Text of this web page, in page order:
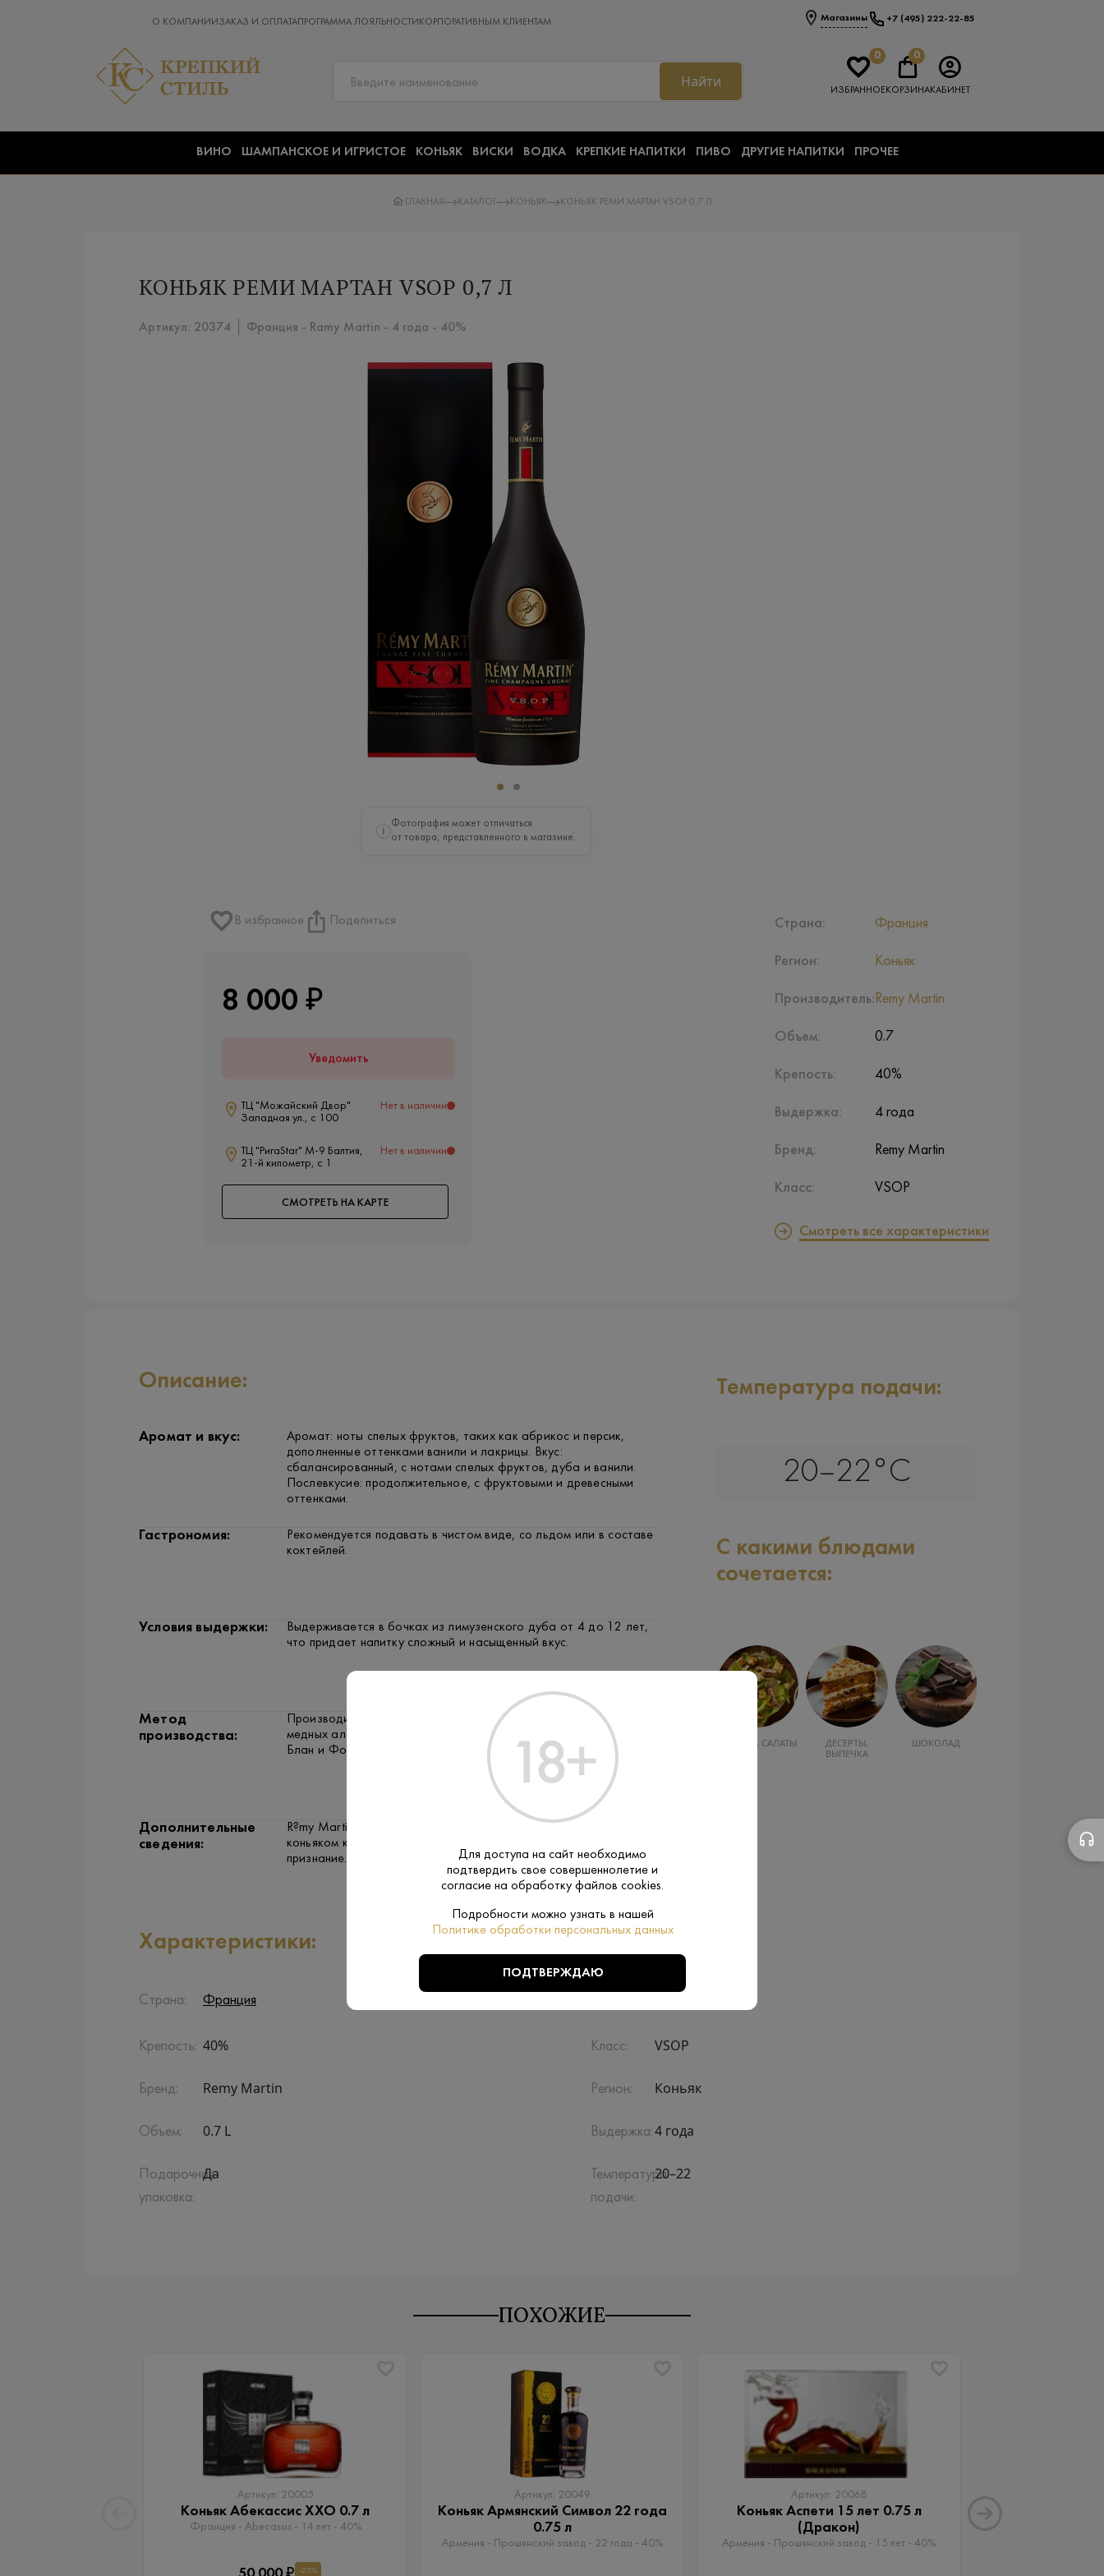
О КОМПАНИИ ЗАКАЗ И ОПЛАТАПРОГРАММА ЛОЯЛЬНОСТИ КОРПОРАТИВНЫМ КЛИЕНТАМ Магазины +7 (495) 222-22-85
Найти
0
ИЗБРАННОЕ
0
КОРЗИНАКАБИНЕТ
ВИНО ШАМПАНСКОЕ И ИГРИСТОЕ КОНЬЯК ВИСКИ ВОДКА КРЕПКИЕ НАПИТКИ ПИВО ДРУГИЕ НАПИТКИ ПРОЧЕЕ
ГЛАВНАЯ КАТАЛОГ КОНЬЯК КОНЬЯК РЕМИ МАРТАН VSOP 0,7 Л
КОНЬЯК РЕМИ МАРТАН VSOP 0,7 Л
Артикул: 20374 │ Франция - Ramy Martin - 4 года - 40%
i
Фотография может отличаться
от товара, представленного в магазине.
Страна:
Регион:
Производитель:
Объем:
Крепость:
Выдержка:
Бренд:
Класс:
Франция
Коньяк
Remy Martin
0.7
40%
4 года
Remy Martin
VSOP
Смотреть все характеристики
В избранное Поделиться
8 000 ₽
Уведомить
ТЦ "Можайский Двор"
Западная ул., с 100
Нет в наличии
ТЦ "РигаStar" М-9 Балтия,
21-й километр, с 1
Нет в наличии
СМОТРЕТЬ НА КАРТЕ
Описание:
Аромат и вкус:
Аромат: ноты спелых фруктов, таких как абрикос и персик,
дополненные оттенками ванили и лакрицы. Вкус:
сбалансированный, с нотами спелых фруктов, дуба и ванили.
Послевкусие: продолжительное, с фруктовыми и древесными
оттенками.
Гастрономия:
Рекомендуется подавать в чистом виде, со льдом или в составе
коктейлей.
Условия выдержки:
Выдерживается в бочках из лимузенского дуба от 4 до 12 лет,
что придает напитку сложный и насыщенный вкус.
Метод
производства:
Производится методом двойной дистилляции в традиционных
медных аламбиках, с использованием винограда сортов Уни
Блан и Фоль Бланш.
Дополнительные
сведения:
R?my Martin VSOP был создан в 1927 году и стал первым
коньяком категории VSOP, получившим международное
признание.
Температура подачи:
20–22°C
С какими блюдами
сочетается:
ЗАКУСКА, САЛАТЫ
ДЕСЕРТЫ,
ВЫПЕЧКА
ШОКОЛАД
Характеристики:
Страна: Франция
Крепость: 40% Класс: VSOP
Бренд: Remy Martin Регион: Коньяк
Объем: 0.7 L Выдержка:4 года
Подарочная
упаковка:
Да
Температура
подачи:
20–22
ПОХОЖИЕ
Артикул: 20005
Коньяк Абекассис XXO 0.7 л
Франция - Abecassis - 14 лет - 40%
-25%
Артикул: 20049
Коньяк Армянский Символ 22 года
0.75 л
Армения - Прошянский завод - 22 года - 40%
Артикул: 20068
Коньяк Аспети 15 лет 0.75 л
(Дракон)
Армения - Прошянский завод - 15 лет - 40%
Для доступа на сайт необходимо
подтвердить свое совершеннолетие и
согласие на обработку файлов cookies.
Подробности можно узнать в нашей
Политике обработки персональных данных
ПОДТВЕРЖДАЮ